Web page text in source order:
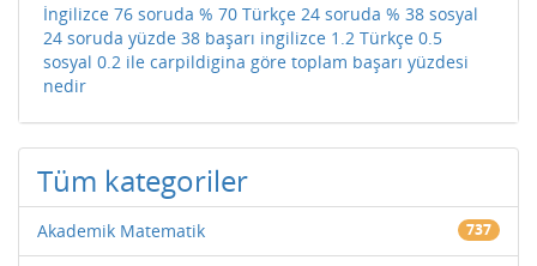
İngilizce 76 soruda % 70 Türkçe 24 soruda % 38 sosyal
24 soruda yüzde 38 başarı ingilizce 1.2 Türkçe 0.5
sosyal 0.2 ile carpildigina göre toplam başarı yüzdesi
nedir
Tüm kategoriler
Akademik Matematik 737